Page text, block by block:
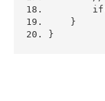
if
}
}